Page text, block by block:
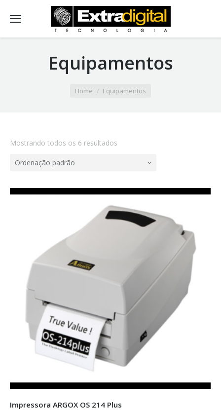
Equipamentos
Home Equipamentos
Mostrando todos os 6 resultados
Ordenação padrão
Impressora ARGOX OS 214 Plus